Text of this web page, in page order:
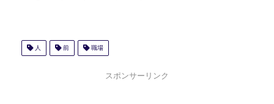
人 前 職場
スポンサーリンク